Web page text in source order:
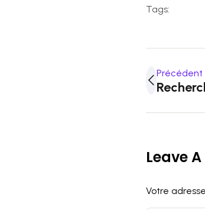
Tags:
Précédent
Leave
Votre